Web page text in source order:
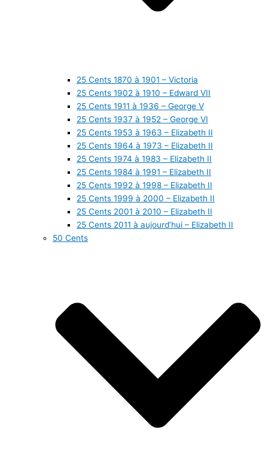
25 Cents 1870 à 1901 – Victoria
25 Cents 1902 à 1910 – Edward VII
25 Cents 1911 à 1936 – George V
25 Cents 1937 à 1952 – George VI
25 Cents 1953 à 1963 – Elizabeth II
25 Cents 1964 à 1973 – Elizabeth II
25 Cents 1974 à 1983 – Elizabeth II
25 Cents 1984 à 1991 – Elizabeth II
25 Cents 1992 à 1998 – Elizabeth II
25 Cents 1999 à 2000 – Elizabeth II
25 Cents 2001 à 2010 – Elizabeth II
25 Cents 2011 à aujourd’hui – Elizabeth II
50 Cents